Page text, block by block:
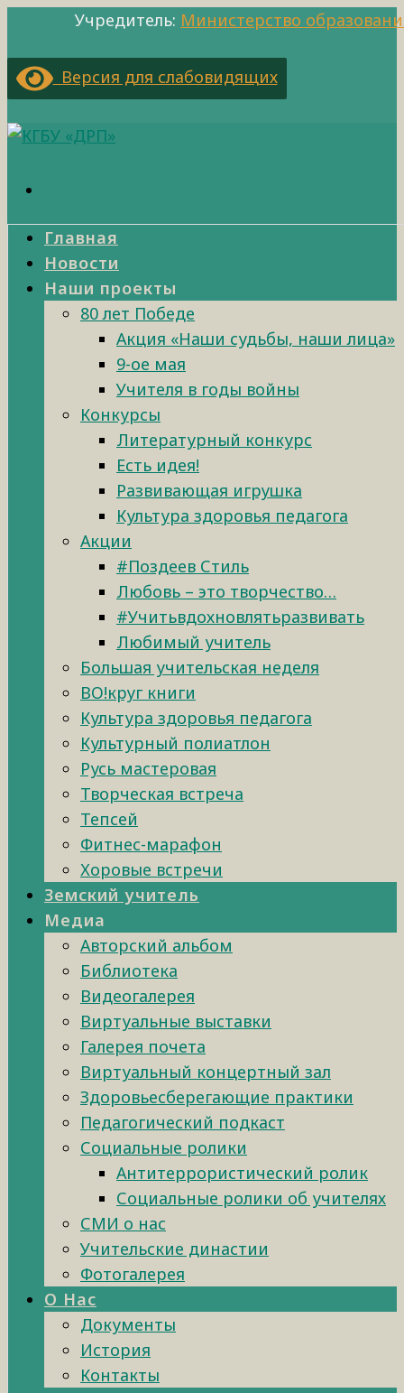
Учредитель: Министерство
Версия для слабовидящих
Главная
Новости
Наши проекты
80 лет Победе
Акция «Наши судьбы, наши лица»
9-ое мая
Учителя в годы войны
Конкурсы
Литературный конкурс
Есть идея!
Развивающая игрушка
Культура здоровья педагога
Акции
#Поздеев Стиль
Любовь – это творчество…
#Учитьвдохновлятьразвивать
Любимый учитель
Большая учительская неделя
ВО!круг книги
Культура здоровья педагога
Культурный полиатлон
Русь мастеровая
Творческая встреча
Тепсей
Фитнес-марафон
Хоровые встречи
Земский учитель
Медиа
Авторский альбом
Библиотека
Видеогалерея
Виртуальные выставки
Галерея почета
Виртуальный концертный зал
Здоровьесберегающие практики
Педагогический подкаст
Социальные ролики
Антитеррористический ролик
Социальные ролики об учителях
СМИ о нас
Учительские династии
Фотогалерея
О Нас
Документы
История
Контакты